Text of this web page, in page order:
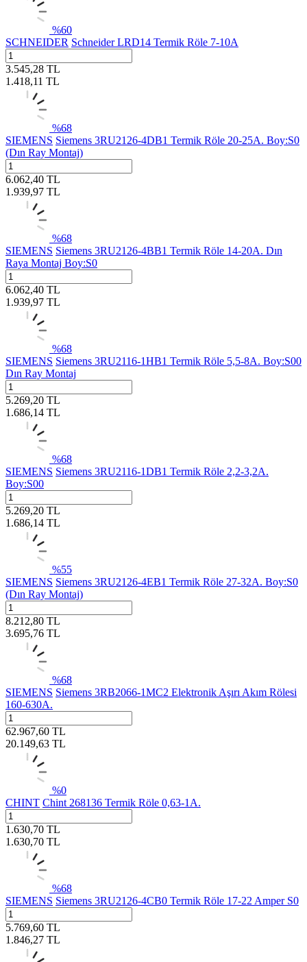
%60
SCHNEIDER Schneider LRD14 Termik Röle 7-10A
3.545,28 TL
1.418,11 TL
%68
SIEMENS Siemens 3RU2126-4DB1 Termik Röle 20-25A. Boy:S0
(Dın Ray Montaj)
6.062,40 TL
1.939,97 TL
%68
SIEMENS Siemens 3RU2126-4BB1 Termik Röle 14-20A. Dın
Raya Montaj Boy:S0
6.062,40 TL
1.939,97 TL
%68
SIEMENS Siemens 3RU2116-1HB1 Termik Röle 5,5-8A. Boy:S00
Dın Ray Montaj
5.269,20 TL
1.686,14 TL
%68
SIEMENS Siemens 3RU2116-1DB1 Termik Röle 2,2-3,2A.
Boy:S00
5.269,20 TL
1.686,14 TL
%55
SIEMENS Siemens 3RU2126-4EB1 Termik Röle 27-32A. Boy:S0
(Dın Ray Montaj)
8.212,80 TL
3.695,76 TL
%68
SIEMENS Siemens 3RB2066-1MC2 Elektronik Aşırı Akım Rölesi
160-630A.
62.967,60 TL
20.149,63 TL
%0
CHINT Chint 268136 Termik Röle 0,63-1A.
1.630,70 TL
1.630,70 TL
%68
SIEMENS Siemens 3RU2126-4CB0 Termik Röle 17-22 Amper S0
5.769,60 TL
1.846,27 TL